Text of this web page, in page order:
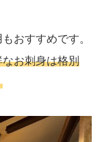
おすすめです。
お刺身は格別